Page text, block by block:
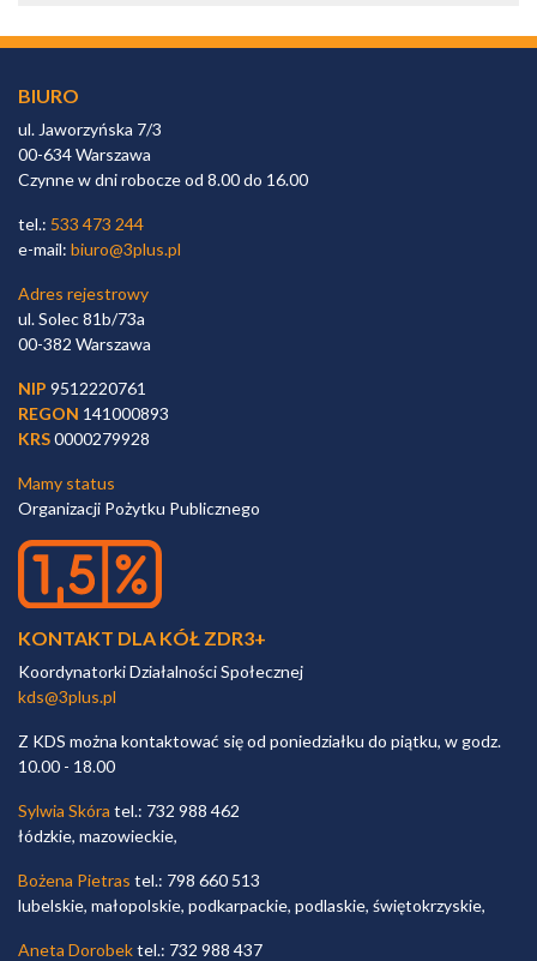
BIURO
ul. Jaworzyńska 7/3
00-634 Warszawa
Czynne w dni robocze od 8.00 do 16.00
tel.: 533 473 244
e-mail: biuro@3plus.pl
Adres rejestrowy
ul. Solec 81b/73a
00-382 Warszawa
NIP 9512220761
REGON 141000893
KRS0000279928
Mamy status
Organizacji Pożytku Publicznego
KONTAKT DLA KÓŁ ZDR3+
Koordynatorki Działalności Społecznej
kds@3plus.pl
Z KDS można kontaktować się od poniedziałku do piątku, w godz.
10.00 - 18.00
Sylwia Skóra tel.: 732 988 462
łódzkie, mazowieckie,
Bożena Pietras tel.: 798 660 513
lubelskie, małopolskie, podkarpackie, podlaskie, świętokrzyskie,
Aneta Dorobektel.: 732 988 437